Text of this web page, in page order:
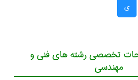
ی
تخصصی رشته های فنی و
مهندسی